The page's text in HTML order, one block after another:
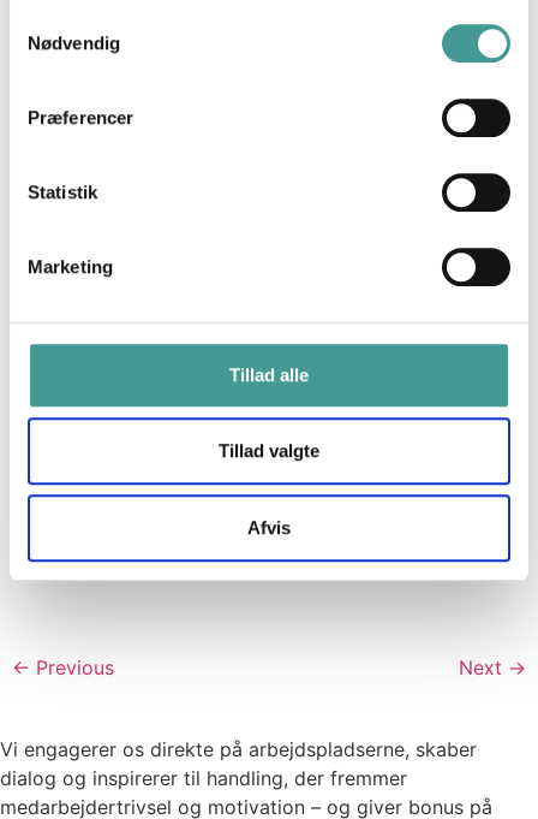
Nødvendig
Præferencer
Statistik
Marketing
Tillad alle
Tillad valgte
Afvis
Når dit arbejde giver
Når lederen tør tvivle
Når meningen forsvinder, så
skab den sammen
Når utryghed står i vejen for
meningen
← Previous Next →
Vi engagerer os direkte på arbejdspladserne, skaber
dialog og inspirerer til handling, der fremmer
medarbejdertrivsel og motivation – og giver bonus på